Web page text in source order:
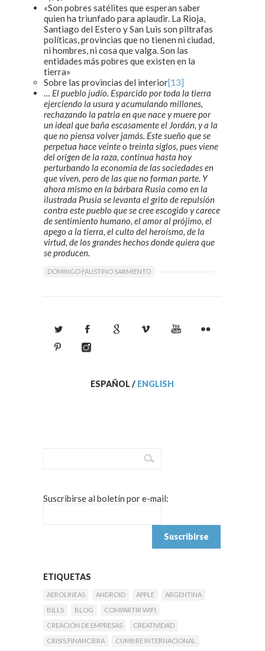
«Son pobres satélites que esperan saber
quien ha triunfado para aplaudir. La Rioja,
Santiago del Estero y San Luis son piltrafas
políticas, provincias que no tienen ni ciudad,
ni hombres, ni cosa que valga. Son las
entidades más pobres que existen en la
tierra»
Sobre las provincias del interior[13]
… El pueblo judío. Esparcido por toda la tierra
ejerciendo la usura y acumulando millones,
rechazando la patria en que nace y muere por
un ideal que baña escasamente el Jordán, y a la
que no piensa volver jamás. Este sueño que se
perpetua hace veinte o treinta siglos, pues viene
del origen de la raza, continua hasta hoy
perturbando la economía de las sociedades en
que viven, pero de las que no forman parte. Y
ahora mismo en la bárbara Rusia como en la
ilustrada Prusia se levanta el grito de repulsión
contra este pueblo que se cree escogido y carece
de sentimiento humano, el amor al prójimo, el
apego a la tierra, el culto del heroísmo, de la
virtud, de los grandes hechos donde quiera que
se producen.
DOMINGO FAUSTINO SARMIENTO
ESPAÑOL / ENGLISH
Suscribirse al boletín por e-mail:
ETIQUETAS
AEROLINEAS ANDROID APPLE
ARGENTINA
BILLS
BLOG
COMPARTIR WIFI
CREACIÓN DE EMPRESAS
CREATIVIDAD
CRISIS FINANCIERA
CUMBRE INTERNACIONAL